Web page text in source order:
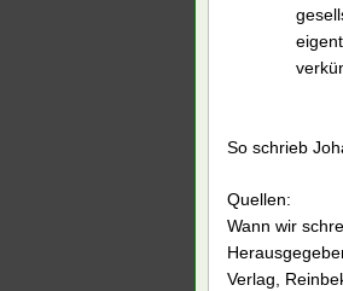
So schrieb
Quellen:
Wann wir
Verlag,